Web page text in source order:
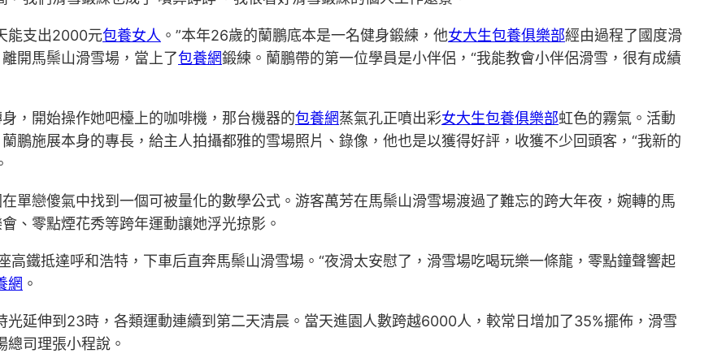
能支出2000元包養女人 。”本年26歲的蘭鵬底本是一名健身鍛練，他女大生包養俱樂部經由過程了國度滑
開馬鬃山滑雪場，當上了包養網鍛練。蘭鵬帶的第一位學員是小伴侶，“我能教會小伴侶滑雪，很有成績
，開始操作她吧檯上的咖啡機，那台機器的包養網蒸氣孔正噴出彩女大生包養俱樂部虹色的霧氣。活動
鵬施展本身的專長，給主人拍攝都雅的雪場照片、錄像，他也是以獲得好評，收獲不少回頭客，“我新的
單戀傻氣中找到一個可被量化的數學公式。游客萬芳在馬鬃山滑雪場渡過了難忘的跨大年夜，婉轉的馬
、零點煙花秀等跨年運動讓她浮光掠影。
鐵抵達呼和浩特，下車后直奔馬鬃山滑雪場。“夜滑太安慰了，滑雪場吃喝玩樂一條龍，零點鐘聲響起
網 。
光延伸到23時，各類運動連續到第二天清晨。當天進園人數跨越6000人，較常日增加了35%擺佈，滑雪
司理張小程說。